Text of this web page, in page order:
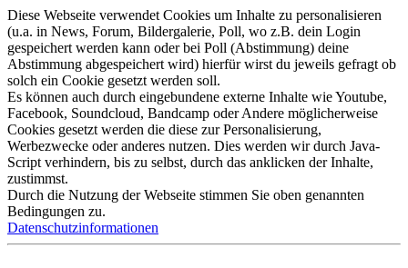
Diese Webseite verwendet Cookies um Inhalte zu personalisieren
(u.a. in News, Forum, Bildergalerie, Poll, wo z.B. dein Login
gespeichert werden kann oder bei Poll (Abstimmung) deine
Abstimmung abgespeichert wird) hierfür wirst du jeweils gefragt ob
solch ein Cookie gesetzt werden soll.
Es können auch durch eingebundene externe Inhalte wie Youtube,
Facebook, Soundcloud, Bandcamp oder Andere möglicherweise
Cookies gesetzt werden die diese zur Personalisierung,
Werbezwecke oder anderes nutzen. Dies werden wir durch Java-
Script verhindern, bis zu selbst, durch das anklicken der Inhalte,
zustimmst.
Durch die Nutzung der Webseite stimmen Sie oben genannten
Bedingungen zu.
Datenschutzinformationen